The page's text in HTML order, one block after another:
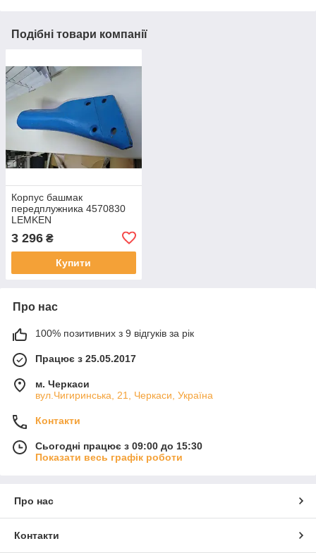
Подібні товари компанії
Корпус башмак
передплужника 4570830
LEMKEN
3 296 ₴
Купити
Про нас
100% позитивних з 9 відгуків за рік
Працює з 25.05.2017
м. Черкаси
вул.Чигиринська, 21, Черкаси, Україна
Контакти
Сьогодні працює з 09:00 до 15:30
Показати весь графік роботи
Про нас
Контакти